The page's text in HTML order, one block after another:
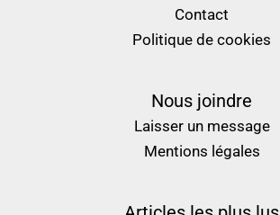
Contact
Politique de cookies
Nous joindre
Laisser un message
Mentions légales